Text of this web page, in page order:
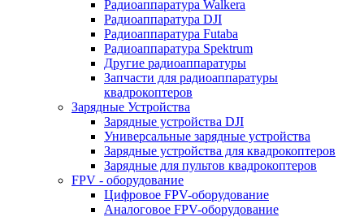
Радиоаппаратура Walkera
Радиоаппаратура DJI
Радиоаппаратура Futaba
Радиоаппаратура Spektrum
Другие радиоаппаратуры
Запчасти для радиоаппаратуры
квадрокоптеров
Зарядные Устройства
Зарядные устройства DJI
Универсальные зарядные устройства
Зарядные устройства для квадрокоптеров
Зарядные для пультов квадрокоптеров
FPV - оборудование
Цифровое FPV-оборудование
Аналоговое FPV-оборудование